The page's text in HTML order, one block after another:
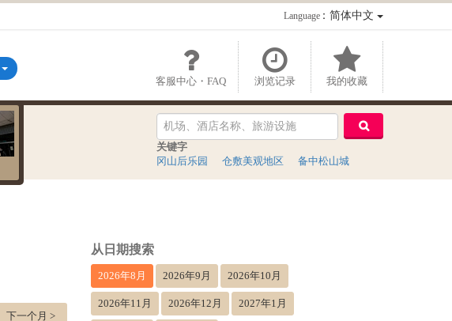
Language：简体中文
客服中心・FAQ 浏览记录 我的收藏
关键字
冈山后乐园
仓敷美观地区 备中松山城
下一个月 >
从日期搜索
2026年8月 2026年9月 2026年10月
2026年11月 2026年12月 2027年1月